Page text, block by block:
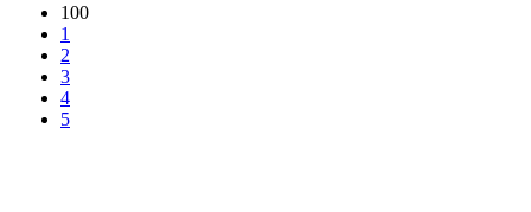
100
1
2
3
4
5